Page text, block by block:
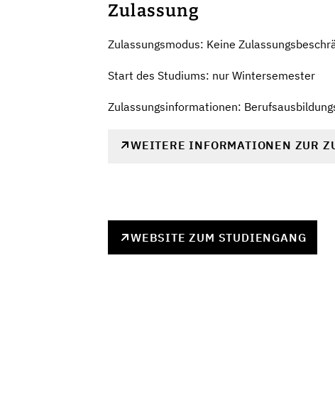
Zulassung
Zulassungsmodus: Keine
Start des Studiums: nur Wintersemester
Zulassungsinformationen:
WEITERE INFORMATIONEN ZUR
WEBSITE ZUM STUDIENGANG